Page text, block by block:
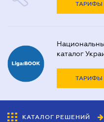
ТАРИФЫ
каталог
ТАРИФЫ
КАТАЛОГ РЕШЕНИЙ